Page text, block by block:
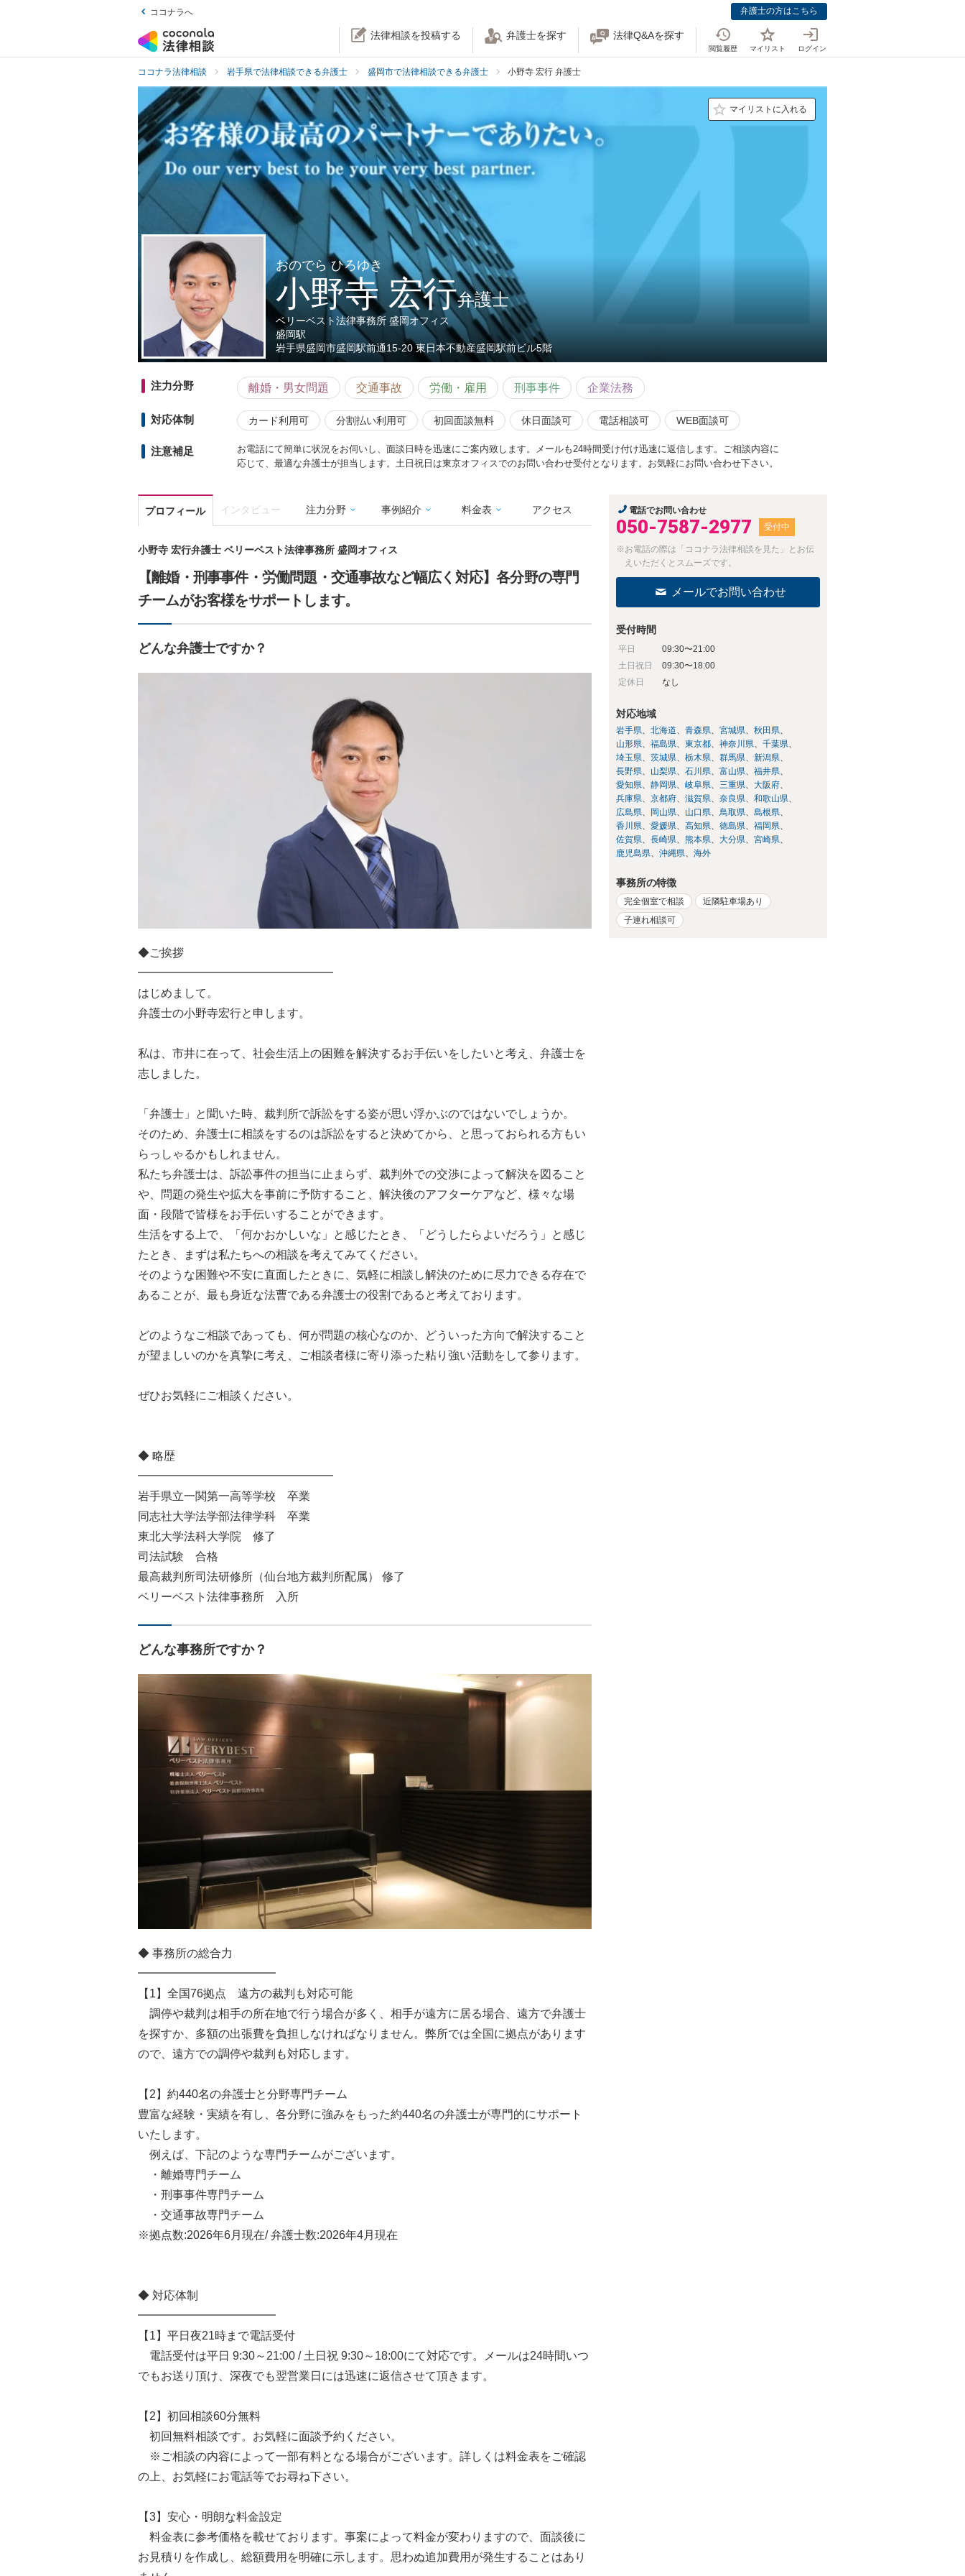
ココナラへ 弁護士の方はこちら
法律相談を投稿する 弁護士を探す 法律Q&Aを探す
閲覧履歴 マイリスト ログイン
ココナラ法律相談 岩手県で法律相談できる弁護士 盛岡市で法律相談できる弁護士 小野寺 宏行 弁護士
マイリストに入れる
おのでら ひろゆき
小野寺 宏行弁護士
ベリーベスト法律事務所 盛岡オフィス
盛岡駅
岩手県盛岡市盛岡駅前通15-20 東日本不動産盛岡駅前ビル5階
注力分野 離婚・男女問題 交通事故 労働・雇用 刑事事件 企業法務
対応体制 カード利用可 分割払い利用可 初回面談無料 休日面談可 電話相談可 WEB面談可
注意補足
お電話にて簡単に状況をお伺いし、面談日時を迅速にご案内致します。メールも24時間受け付け迅速に返信します。ご相談内容に
応じて、最適な弁護士が担当します。土日祝日は東京オフィスでのお問い合わせ受付となります。お気軽にお問い合わせ下さい。
プロフィール インタビュー 注力分野 事例紹介 料金表 アクセス
小野寺 宏行弁護士 ベリーベスト法律事務所 盛岡オフィス
【離婚・刑事事件・労働問題・交通事故など幅広く対応】各分野の専門
チームがお客様をサポートします。
どんな弁護士ですか？
◆ご挨拶
━━━━━━━━━━━━━━━━━
はじめまして。
弁護士の小野寺宏行と申します。
私は、市井に在って、社会生活上の困難を解決するお手伝いをしたいと考え、弁護士を
志しました。
「弁護士」と聞いた時、裁判所で訴訟をする姿が思い浮かぶのではないでしょうか。
そのため、弁護士に相談をするのは訴訟をすると決めてから、と思っておられる方もい
らっしゃるかもしれません。
私たち弁護士は、訴訟事件の担当に止まらず、裁判外での交渉によって解決を図ること
や、問題の発生や拡大を事前に予防すること、解決後のアフターケアなど、様々な場
面・段階で皆様をお手伝いすることができます。
生活をする上で、「何かおかしいな」と感じたとき、「どうしたらよいだろう」と感じ
たとき、まずは私たちへの相談を考えてみてください。
そのような困難や不安に直面したときに、気軽に相談し解決のために尽力できる存在で
あることが、最も身近な法曹である弁護士の役割であると考えております。
どのようなご相談であっても、何が問題の核心なのか、どういった方向で解決すること
が望ましいのかを真摯に考え、ご相談者様に寄り添った粘り強い活動をして参ります。
ぜひお気軽にご相談ください。
◆ 略歴
━━━━━━━━━━━━━━━━━
岩手県立一関第一高等学校 卒業
同志社大学法学部法律学科 卒業
東北大学法科大学院 修了
司法試験 合格
最高裁判所司法研修所（仙台地方裁判所配属） 修了
ベリーベスト法律事務所 入所
どんな事務所ですか？
◆ 事務所の総合力
━━━━━━━━━━━━
【1】全国76拠点 遠方の裁判も対応可能
調停や裁判は相手の所在地で行う場合が多く、相手が遠方に居る場合、遠方で弁護士
を探すか、多額の出張費を負担しなければなりません。弊所では全国に拠点があります
ので、遠方での調停や裁判も対応します。
【2】約440名の弁護士と分野専門チーム
豊富な経験・実績を有し、各分野に強みをもった約440名の弁護士が専門的にサポート
いたします。
例えば、下記のような専門チームがございます。
・離婚専門チーム
・刑事事件専門チーム
・交通事故専門チーム
※拠点数:2026年6月現在/ 弁護士数:2026年4月現在
◆ 対応体制
━━━━━━━━━━━━
【1】平日夜21時まで電話受付
電話受付は平日 9:30～21:00 / 土日祝 9:30～18:00にて対応です。メールは24時間いつ
でもお送り頂け、深夜でも翌営業日には迅速に返信させて頂きます。
【2】初回相談60分無料
初回無料相談です。お気軽に面談予約ください。
※ご相談の内容によって一部有料となる場合がございます。詳しくは料金表をご確認
の上、お気軽にお電話等でお尋ね下さい。
【3】安心・明朗な料金設定
料金表に参考価格を載せております。事案によって料金が変わりますので、面談後に
お見積りを作成し、総額費用を明確に示します。思わぬ追加費用が発生することはあり
電話でお問い合わせ
050-7587-2977 受付中
※お電話の際は「ココナラ法律相談を見た」とお伝
えいただくとスムーズです。
メールでお問い合わせ
受付時間
平日
09:30〜21:00
土日祝日
09:30〜18:00
定休日
なし
対応地域
岩手県 北海道 青森県 宮城県
秋田県
山形県
福島県 東京都 神奈川県
千葉県
埼玉県
茨城県 栃木県 群馬県
新潟県
長野県
山梨県 石川県 富山県
福井県
愛知県
静岡県 岐阜県 三重県
大阪府
兵庫県
京都府 滋賀県 奈良県
和歌山県
広島県
岡山県 山口県 鳥取県
島根県
香川県
愛媛県 高知県 徳島県
福岡県
佐賀県
長崎県 熊本県 大分県
宮崎県
鹿児島県
沖縄県 海外
事務所の特徴
完全個室で相談
近隣駐車場あり
子連れ相談可